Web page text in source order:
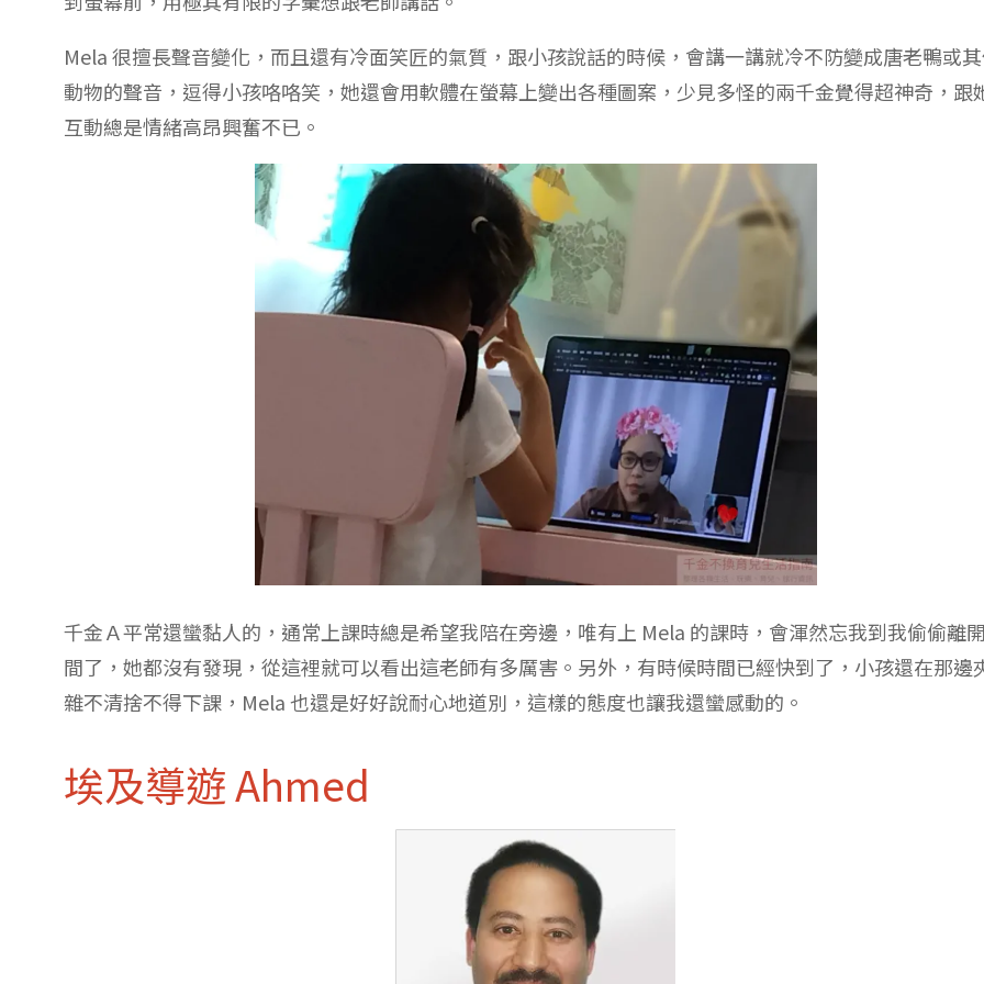
Mela 很擅長聲音變化，而且還有冷面笑匠的氣質，跟小孩說話的時候，會講一講就冷不防變成唐老鴨或
動物的聲音，逗得小孩咯咯笑，她還會用軟體在螢幕上變出各種圖案，少見多怪的兩千金覺得超神奇，跟
互動總是情緒高昂興奮不已。
千金Ａ平常還蠻黏人的，通常上課時總是希望我陪在旁邊，唯有上 Mela 的課時，會渾然忘我到我偷偷離
間了，她都沒有發現，從這裡就可以看出這老師有多厲害。另外，有時候時間已經快到了，小孩還在那邊
雜不清捨不得下課，Mela 也還是好好說耐心地道別，這樣的態度也讓我還蠻感動的。
埃及導遊 Ahmed